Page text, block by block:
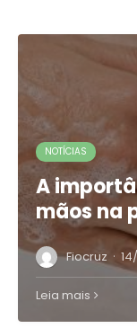
NOTÍCIAS
A
mãos na
Fiocruz ·
Leia mais